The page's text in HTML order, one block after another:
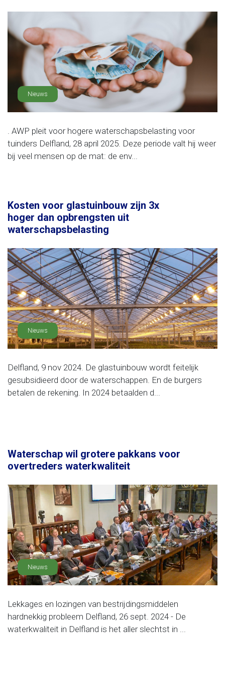
Nieuws
. AWP pleit voor hogere waterschapsbelasting voor
tuinders Delfland, 28 april 2025. Deze periode valt hij weer
bij veel mensen op de mat: de env...
Kosten voor glastuinbouw zijn 3x
hoger dan opbrengsten uit
waterschapsbelasting
Nieuws
Delfland, 9 nov 2024. De glastuinbouw wordt feitelijk
gesubsidieerd door de waterschappen. En de burgers
betalen de rekening. In 2024 betaalden d...
Waterschap wil grotere pakkans voor
overtreders waterkwaliteit
Nieuws
Lekkages en lozingen van bestrijdingsmiddelen
hardnekkig probleem Delfland, 26 sept. 2024 - De
waterkwaliteit in Delfland is het aller slechtst in ...